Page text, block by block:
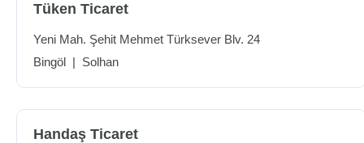
Tüken Ticaret
Yeni Mah. Şehit Mehmet Türksever Blv. 24
Bingöl | Solhan
Handaş Ticaret